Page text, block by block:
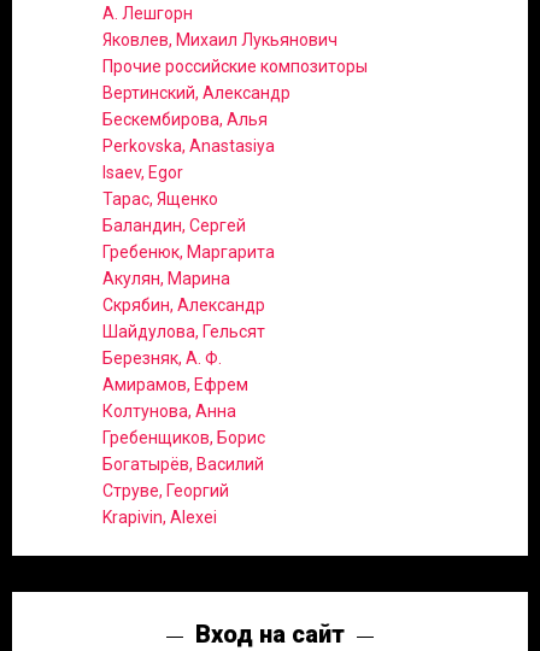
А. Лешгорн
Яковлев, Михаил Лукьянович
Прочие российские композиторы
Вертинский, Александр
Бескембирова, Алья
Perkovska, Anastasiya
Isaev, Egor
Тарас, Ященко
Баландин, Сергей
Гребенюк, Маргарита
Акулян, Марина
Скрябин, Александр
Шайдулова, Гельсят
Березняк, А. Ф.
Амирамов, Ефрем
Колтунова, Анна
Гребенщиков, Борис
Богатырёв, Василий
Струве, Георгий
Krapivin, Alexei
Вход на сайт